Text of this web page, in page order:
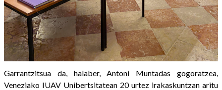
Garrantzitsua da, halaber, Antoni Muntadas gogoratzea,
Veneziako IUAV Unibertsitatean 20 urtez irakaskuntzan aritu